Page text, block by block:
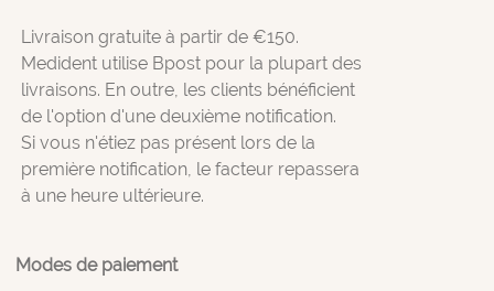
Livraison gratuite à partir de €150.
Medident utilise Bpost pour la plupart des
livraisons. En outre, les clients bénéficient
de l'option d'une deuxième notification.
Si vous n'étiez pas présent lors de la
première notification, le facteur repassera
à une heure ultérieure.
Modes de paiement